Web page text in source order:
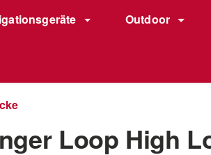
Outdoor
Loop High